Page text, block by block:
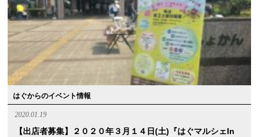
はぐからのイベント情報
2020.01.19
【出店者募集】２０２０年３月１４日(土)『はぐマルシェin